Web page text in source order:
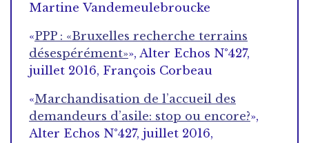
Martine Vandemeulebroucke
«PPP : «Bruxelles recherche terrains
désespérément»», Alter Echos N°427,
juillet 2016, François Corbeau
«Marchandisation de l’accueil des
demandeurs d’asile: stop ou encore?»,
Alter Echos N°427, juillet 2016,